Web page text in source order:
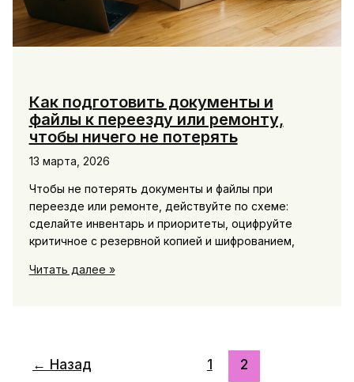
Как подготовить документы и
файлы к переезду или ремонту,
чтобы ничего не потерять
13 марта, 2026
Чтобы не потерять документы и файлы при
переезде или ремонте, действуйте по схеме:
сделайте инвентарь и приоритеты, оцифруйте
критичное с резервной копией и шифрованием,
Как
переезду
Читать далее »
← Назад 1 2